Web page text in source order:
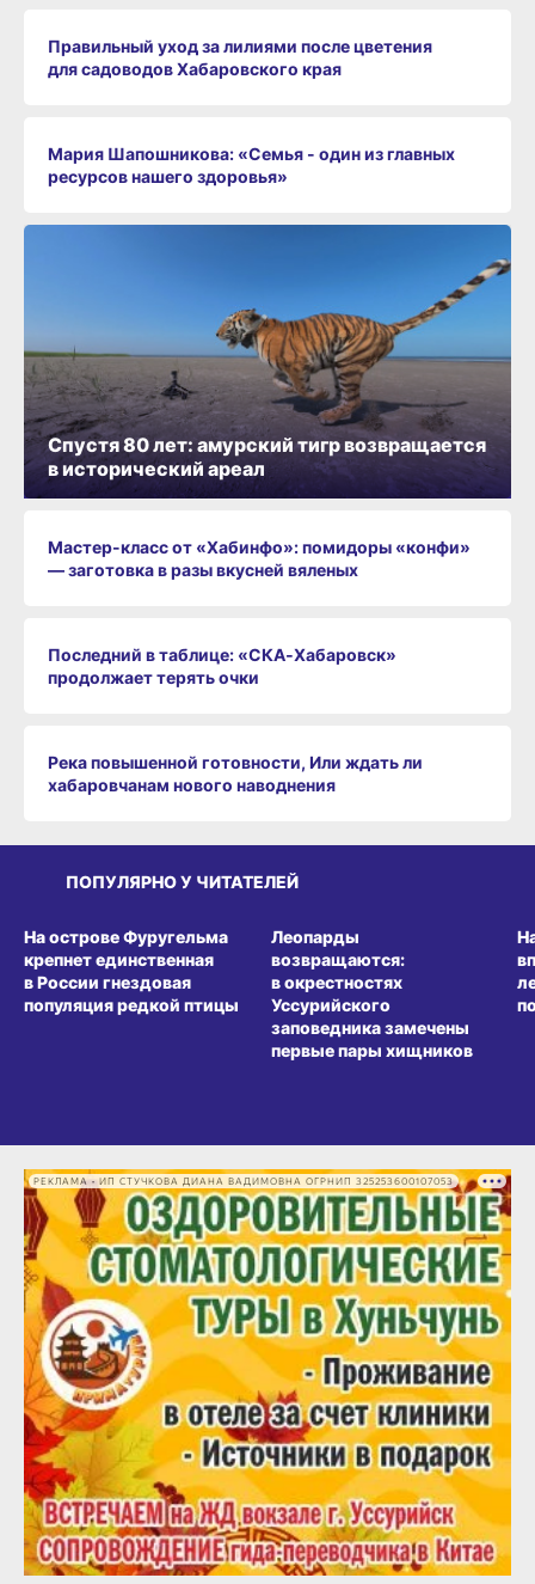
Правильный уход за лилиями после цветения
для садоводов Хабаровского края
Мария Шапошникова: «Семья - один из главных
ресурсов нашего здоровья»
Мастер-класс от «Хабинфо»: помидоры «конфи»
— заготовка в разы вкусней вяленых
Последний в таблице: «СКА‑Хабаровск»
продолжает терять очки
Река повышенной готовности, Или ждать ли
хабаровчанам нового наводнения
Спустя 80 лет: амурский тигр возвращается
в исторический ареал
ПОПУЛЯРНО У ЧИТАТЕЛЕЙ
На острове Фуругельма
крепнет единственная
в России гнездовая
популяция редкой птицы
Леопарды
возвращаются:
в окрестностях
Уссурийского
заповедника замечены
первые пары хищников
РЕКЛАМА • ИП СТУЧКОВА ДИАНА ВАДИМОВНА ОГРНИП 325253600107053